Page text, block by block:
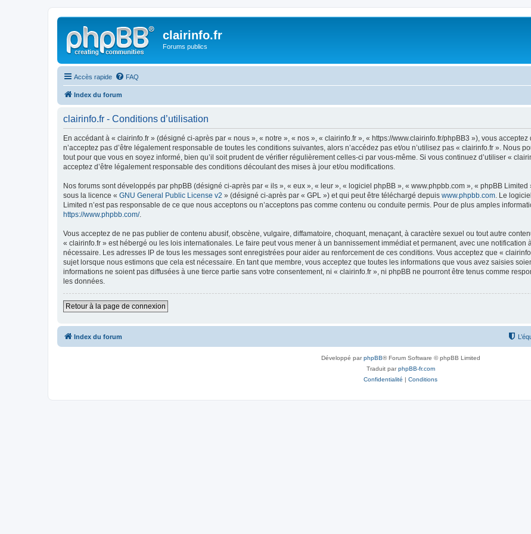
clairinfo.fr
Forums publics
Accès rapide FAQ
Index du forum
clairinfo.fr - Conditions d’utilisation
En accédant à « clairinfo.fr » (désigné ci-après par « nous », « notre », « nos », « clairinfo.fr », « https://www.clairinfo.fr/phpBB3 »), vous
n’acceptez pas d’être légalement responsable de toutes les conditions suivantes, alors n’accédez pas et/ou n’utilisez pas « clairinfo.fr ». Nous
tout pour que vous en soyez informé, bien qu’il soit prudent de vérifier régulièrement celles-ci par vous-même. Si vous continuez d’utiliser «
acceptez d’être légalement responsable des conditions découlant des mises à jour et/ou modifications.
Nos forums sont développés par phpBB (désigné ci-après par « ils », « eux », « leur », « logiciel phpBB », « www.phpbb.com », « phpBB
sous la licence « GNU General Public License v2 » (désigné ci-après par « GPL ») et qui peut être téléchargé depuis www.phpbb.com . Le
Limited n’est pas responsable de ce que nous acceptons ou n’acceptons pas comme contenu ou conduite permis. Pour de plus amples
https://www.phpbb.com/.
Vous acceptez de ne pas publier de contenu abusif, obscène, vulgaire, diffamatoire, choquant, menaçant, à caractère sexuel ou tout autre
« clairinfo.fr » est hébergé ou les lois internationales. Le faire peut vous mener à un bannissement immédiat et permanent, avec une notification
nécessaire. Les adresses IP de tous les messages sont enregistrées pour aider au renforcement de ces conditions. Vous acceptez que «
sujet lorsque nous estimons que cela est nécessaire. En tant que membre, vous acceptez que toutes les informations que vous avez saisies
informations ne soient pas diffusées à une tierce partie sans votre consentement, ni « clairinfo.fr », ni phpBB ne pourront être tenus comme
les données.
Retour à la page de connexion
Index du forum
Développé parphpBB® Forum Software © phpBB Limited
Traduit parphpBB-fr.com
Confidentialité | Conditions